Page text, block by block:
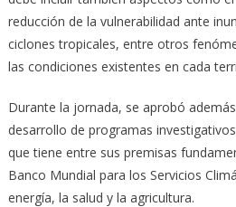
reducción de la vulnerabilidad ante
ciclones tropicales, entre otros
las condiciones existentes en cada
Durante la jornada, se aprobó
desarrollo de programas
que tiene entre sus premisas
Banco Mundial para los Servicios
energía, la salud y la agricultura.